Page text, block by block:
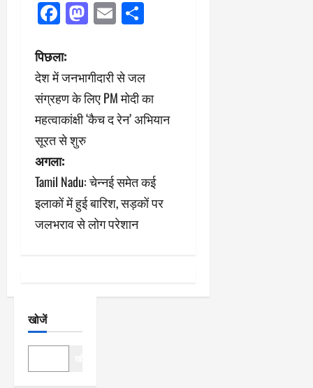
Facebook
Mastodon
Email
पो
स्ट
ने
वि
गे
श
न
पिछला:
देश में जनभागीदारी से जल
संग्रहण के लिए PM मोदी का
महत्वाकांक्षी ‘कैच द रेन’ अभियान
सूरत से शुरु
अगला:
Tamil Nadu: चेन्नई समेत कई
इलाकों में हुई बारिश, सड़कों पर
जलभराव से लोग परेशान
खोजें